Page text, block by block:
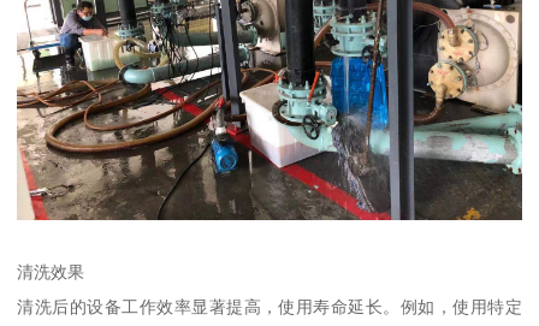
清洗效果
清洗后的设备工作效率显著提高，使用寿命延长。例如，使用特定